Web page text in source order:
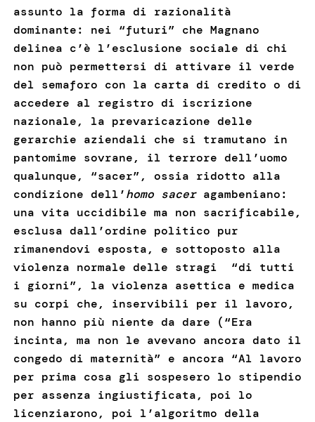
assunto la forma di razionalità
dominante: nei “futuri” che Magnano
delinea c’è l’esclusione sociale di chi
non può permettersi di attivare il verde
del semaforo con la carta di credito o di
accedere al registro di iscrizione
nazionale, la prevaricazione delle
gerarchie aziendali che si tramutano in
pantomime sovrane, il terrore dell’uomo
qualunque, “sacer”, ossia ridotto alla
condizione dell’homo saceragambeniano:
una vita uccidibile ma non sacrificabile,
esclusa dall’ordine politico pur
rimanendovi esposta, e sottoposto alla
violenza normale delle stragi “di tutti
i giorni”, la violenza asettica e medica
su corpi che, inservibili per il lavoro,
non hanno più niente da dare (“Era
incinta, ma non le avevano ancora dato il
congedo di maternità” e ancora “Al lavoro
per prima cosa gli sospesero lo stipendio
per assenza ingiustificata, poi lo
licenziarono, poi l’algoritmo della